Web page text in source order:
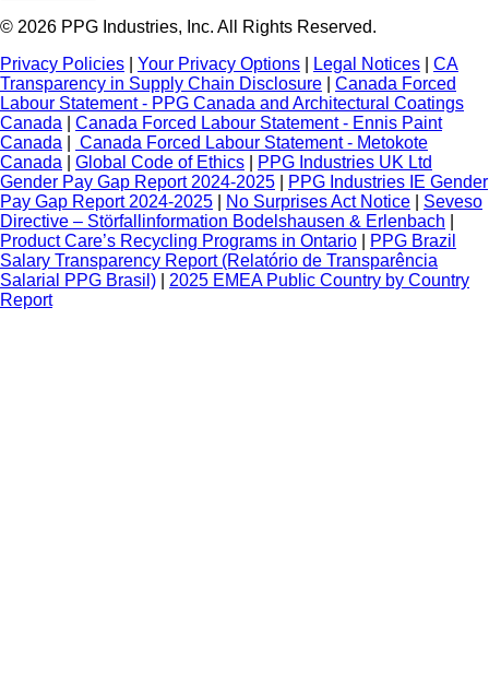
© 2026 PPG Industries, Inc. All Rights Reserved.
Privacy Policies
Your Privacy Options Legal Notices
CA
Transparency in Supply Chain Disclosure
Canada Forced
Labour Statement - PPG Canada and Architectural Coatings
Canada
Canada Forced Labour Statement - Ennis Paint
Canada
Canada Forced Labour Statement - Metokote
Canada
Global Code of Ethics
PPG Industries UK Ltd
Gender Pay Gap Report 2024-2025
PPG Industries IE Gender
Pay Gap Report 2024-2025
No Surprises Act Notice
Seveso
Directive – Störfallinformation Bodelshausen & Erlenbach
Product Care’s Recycling Programs in Ontario
PPG Brazil
Salary Transparency Report (Relatório de Transparência
Salarial PPG Brasil)
2025 EMEA Public Country by Country
Report